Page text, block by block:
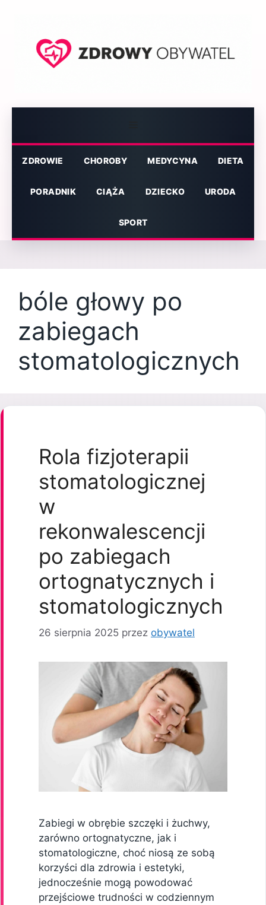
ZDROWIE CHOROBY MEDYCYNA DIETA
PORADNIK CIĄŻA DZIECKO URODA
SPORT
bóle głowy po
zabiegach
stomatologicznych
Rola fizjoterapii
stomatologicznej
w
rekonwalescencji
po zabiegach
ortognatycznych i
stomatologicznych
26 sierpnia 2025 przez obywatel
Zabiegi w obrębie szczęki i żuchwy,
zarówno ortognatyczne, jak i
stomatologiczne, choć niosą ze sobą
korzyści dla zdrowia i estetyki,
jednocześnie mogą powodować
przejściowe trudności w codziennym